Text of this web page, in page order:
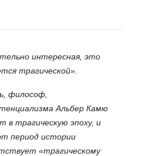
интересная, это
трагической».
философ,
Альбер Камю
в трагическую эпоху, и
период истории
«трагическому